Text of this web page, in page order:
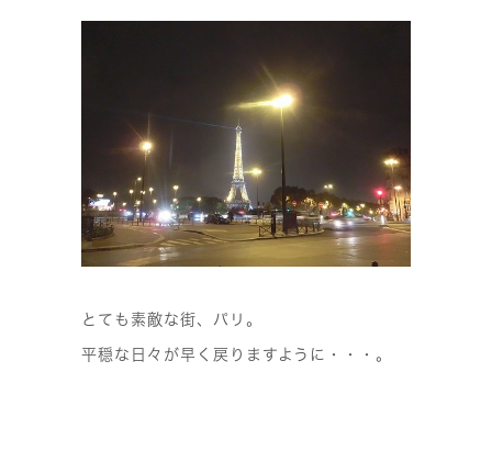
とても素敵な街、パリ。
平穏な日々が早く戻りますように・・・。